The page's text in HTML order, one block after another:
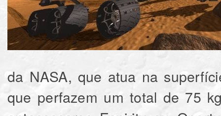
da NASA, que atua na
que perfazem um total de 75